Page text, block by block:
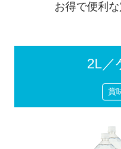
お得で便利
2L／
賞